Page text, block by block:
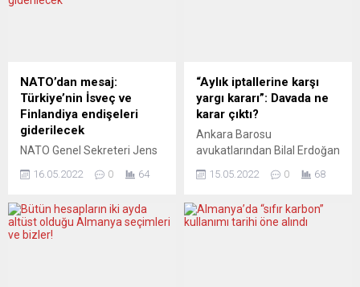
NATO’dan mesaj:
Türkiye’nin İsveç ve
Finlandiya endişeleri
giderilecek
NATO Genel Sekreteri Jens
(İsveç ve Finlandiya’nın
endişeleri, üyelik sürecini
geciktirmeyecek şekilde ele
16.05.2022 0 64
“Aylık iptallerine karşı
yargı kararı”: Davada ne
karar çıktı?
Ankara Barosu
avukatlarından Bilal Erdoğan
kararı”na işaret ederek
yurtdışındaki Türkler için
15.05.2022 0 68